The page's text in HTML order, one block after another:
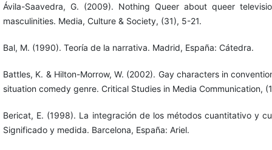
Ávila-Saavedra, G. (2009). Nothing Queer about queer
masculinities. Media, Culture & Society, (31), 5-21.
Bal, M. (1990). Teoría de la narrativa. Madrid, España: Cátedra.
Battles, K. & Hilton-Morrow, W. (2002). Gay characters in
situation comedy genre. Critical Studies in Media Communication,
Bericat, E. (1998). La integración de los métodos cuantitativo y
Significado y medida. Barcelona, España: Ariel.